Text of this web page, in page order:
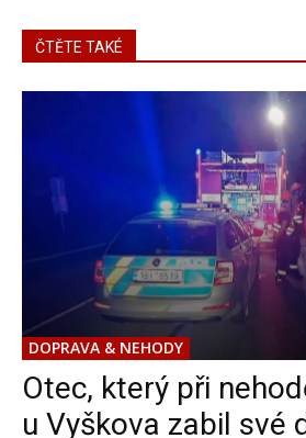
ČTĚTE TAKÉ
DOPRAVA & NEHODY
Otec, který při
u Vyškova zabil své